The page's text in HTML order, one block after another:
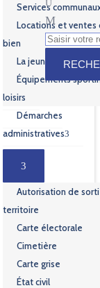
Services
Locations et ventes
bien
La jeunesse
Équipements
loisirs
Démarches
administratives
Autorisation de
territoire
Carte électorale
Cimetière
Carte grise
État civil